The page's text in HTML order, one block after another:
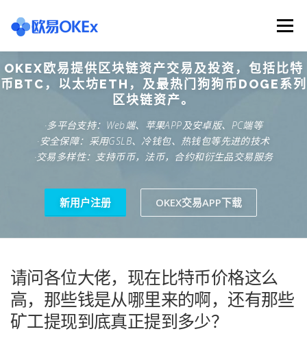
content
Menu
欧意交易所 关于欧意OKX 欧意APP下载
欧意注册网址 欧意交易下载 欧意团队
OKEX欧易提供区块链资产交易及投资，包括比特
币BTC，以太坊ETH，及最热门狗狗币DOGE系列
区块链资产。
·多平台支持：Web端、苹果APP及安卓版、PC端等
·安全保障：采用GSLB、冷钱包、热钱包等先进的技术
·交易多样性：支持币币，法币，合约和衍生品交易服务
新用户注册 OKEX交易APP下载
请问各位大佬，现在比特币价格这么
高，那些钱是从哪里来的啊，还有那些
矿工提现到底真正提到多少？